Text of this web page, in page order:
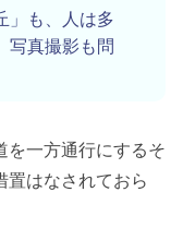
」も、人は多
写真撮影も問
を一方通行にするそ
置はなされておら